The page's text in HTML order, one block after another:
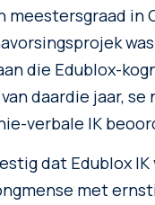
meestersgraad in
die Edublox-
daardie jaar, se
verbale IK
dat Edublox
met